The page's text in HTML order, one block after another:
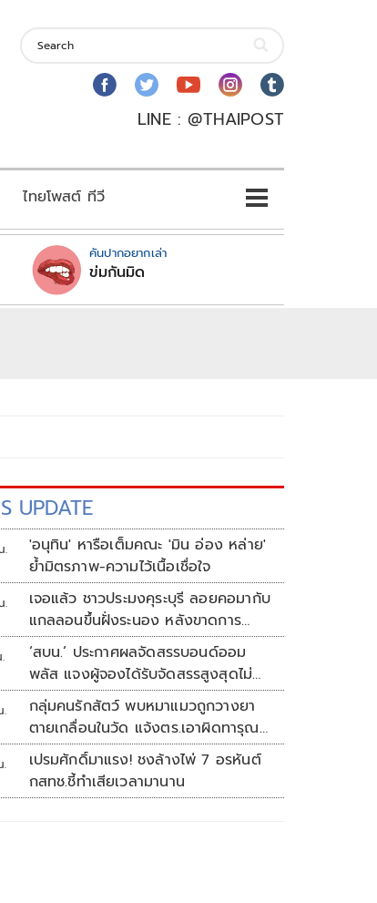
LINE : @THAIPOST
ไทยโพสต์ ทีวี
คันปากอยากเล่า
ข่มกันมิด
UPDATE
.
'อนุทิน' หารือเต็มคณะ 'มิน อ่อง หล่าย'
ย้ำมิตรภาพ-ความไว้เนื้อเชื่อใจ
.
เจอแล้ว ชาวประมงคุระบุรี ลอยคอมากับ
แกลลอนขึ้นฝั่งระนอง หลังขาดการ
ติดต่อหลายวัน
‘สบน.’ ประกาศผลจัดสรรบอนด์ออม
พลัส แจงผู้จองได้รับจัดสรรสูงสุดไม่
เกิน117,000บาท
.
กลุ่มคนรักสัตว์ พบหมาแมวถูกวางยา
ตายเกลื่อนในวัด แจ้งตร.เอาผิดทารุณ
สัตว์
.
เปรมศักดิ์มาแรง! ชงล้างไพ่ 7 อรหันต์
กสทช.ชี้ทำเสียเวลามานาน